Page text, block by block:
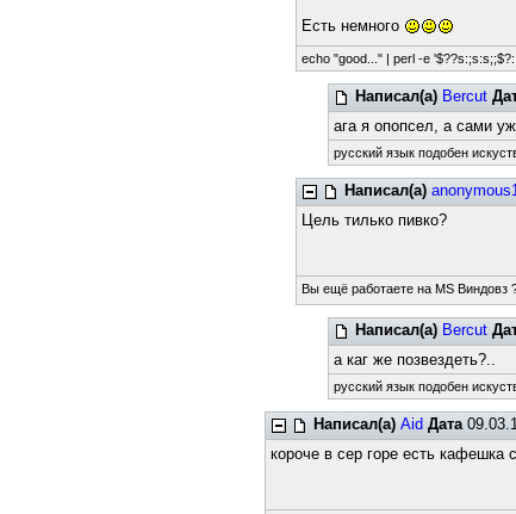
Есть немного
echo "good..." | perl -e
Написал(а) Bercut
ага я опопсел, а сами
русский язык подобен
Написал(а)
Цель тилько пивко?
Вы ещё работаете на MS Виндовз
Написал(а) Bercut
а каг же позвездеть?..
русский язык подобен
Написал(а) Aid Дата
короче в сер горе есть кафешка